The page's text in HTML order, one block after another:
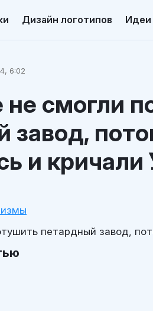
Дизайн логотипов Идеи
6:02
смогли
завод,
и кричали
петардный завод,